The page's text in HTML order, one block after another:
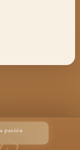
pasión